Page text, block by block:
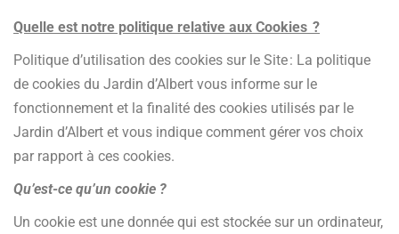
Quelle est notre politique relative aux Cookies ?
Politique d’utilisation des cookies sur le Site : La politique
de cookies du Jardin d’Albert vous informe sur le
fonctionnement et la finalité des cookies utilisés par le
Jardin d’Albert et vous indique comment gérer vos choix
par rapport à ces cookies.
Qu’est-ce qu’un cookie ?
Un cookie est une donnée qui est stockée sur un ordinateur,